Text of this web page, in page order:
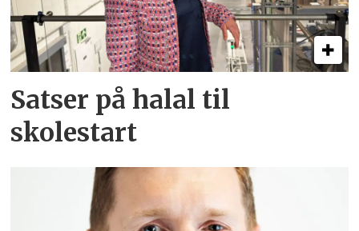
Satser på halal til
skolestart